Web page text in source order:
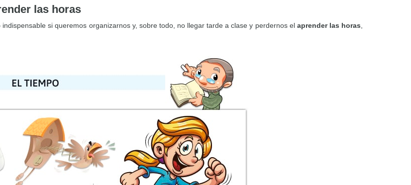
las horas
si queremos organizarnos y, sobre todo, no llegar tarde a clase y perdernos el aprender las horas